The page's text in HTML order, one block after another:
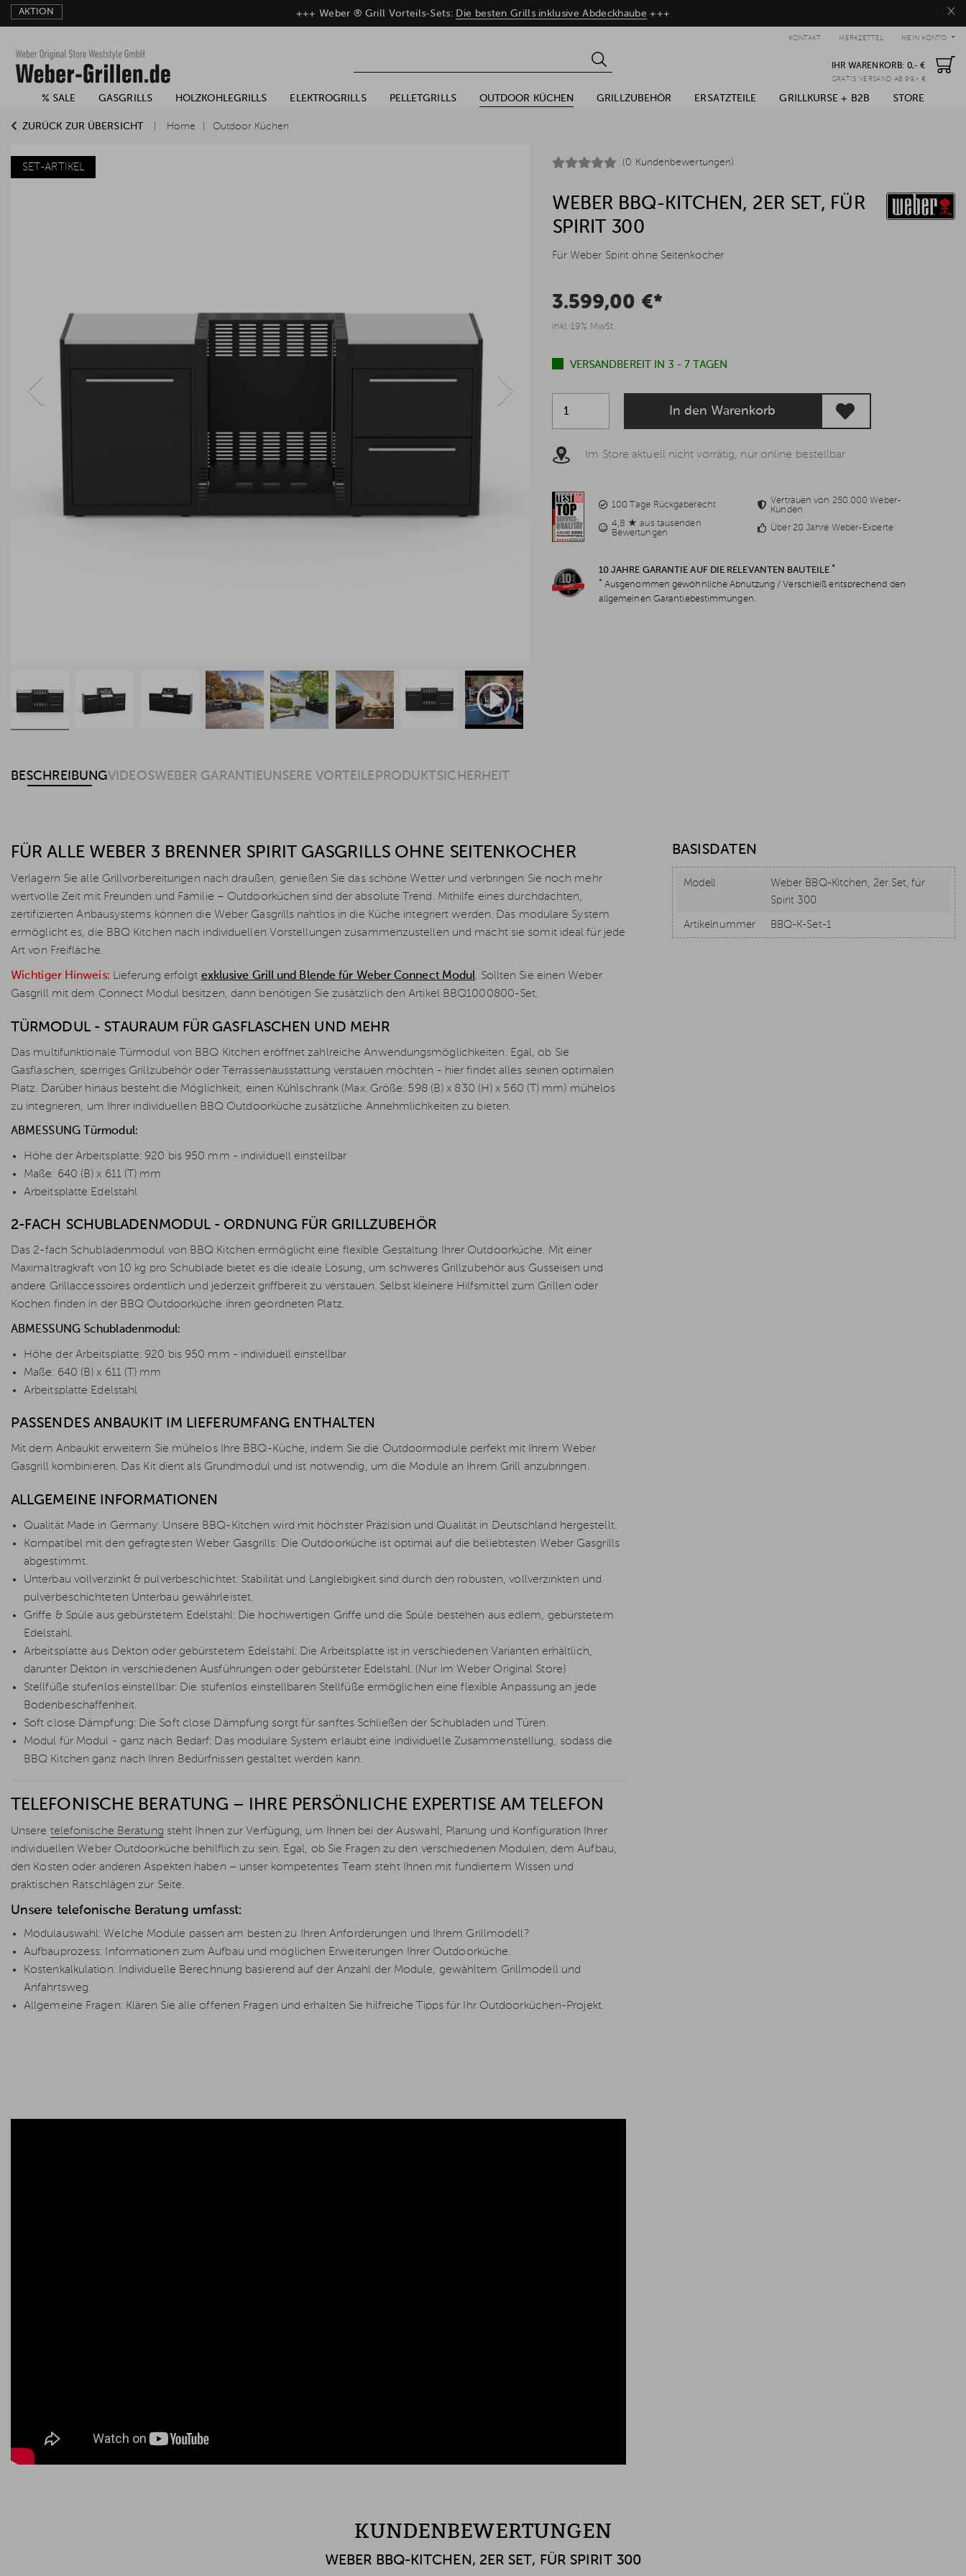
AKTION ×
+++ Weber ® Grill Vorteils-Sets: Die besten Grills inklusive Abdeckhaube +++
MEIN KONTO
MERKZETTEL
KONTAKT
IHR WARENKORB: 0,- €
GRATIS VERSAND AB 99,- €
% SALE GASGRILLS HOLZKOHLEGRILLS ELEKTROGRILLS PELLETGRILLS OUTDOOR KÜCHEN GRILLZUBEHÖR ERSATZTEILE GRILLKURSE + B2B STORE
ZURÜCK ZUR ÜBERSICHT Home Outdoor Küchen
SET-ARTIKEL (0 Kundenbewertungen)
WEBER BBQ-KITCHEN, 2ER SET, FÜR
SPIRIT 300
Für Weber Spirit ohne Seitenkocher
3.599,00 €*
inkl. 19% MwSt.
VERSANDBEREIT IN 3 - 7 TAGEN
In den Warenkorb
Im Store aktuell nicht vorrätig, nur online bestellbar
100 Tage Rückgaberecht
Vertrauen von 250.000 Weber-
Kunden
4,8 ★ aus tausenden
Bewertungen
Über 20 Jahre Weber-Experte
10 JAHRE GARANTIE AUF DIE RELEVANTEN BAUTEILE *
* Ausgenommen gewöhnliche Abnutzung / Verschleiß entsprechend den
allgemeinen Garantiebestimmungen.
BESCHREIBUNGVIDEOSWEBER GARANTIEUNSERE VORTEILE PRODUKTSICHERHEIT
FÜR ALLE WEBER 3 BRENNER SPIRIT GASGRILLS OHNE SEITENKOCHER
Verlagern Sie alle Grillvorbereitungen nach draußen, genießen Sie das schöne Wetter und verbringen Sie noch mehr
wertvolle Zeit mit Freunden und Familie – Outdoorküchen sind der absolute Trend. Mithilfe eines durchdachten,
zertifizierten Anbausystems können die Weber Gasgrills nahtlos in die Küche integriert werden. Das modulare System
ermöglicht es, die BBQ Kitchen nach individuellen Vorstellungen zusammenzustellen und macht sie somit ideal für jede
Art von Freifläche.
Wichtiger Hinweis: Lieferung erfolgt exklusive Grill und Blende für Weber Connect Modul. Sollten Sie einen Weber
Gasgrill mit dem Connect Modul besitzen, dann benötigen Sie zusätzlich den Artikel BBQ1000800-Set.
TÜRMODUL - STAURAUM FÜR GASFLASCHEN UND MEHR
Das multifunktionale Türmodul von BBQ Kitchen eröffnet zahlreiche Anwendungsmöglichkeiten. Egal, ob Sie
Gasflaschen, sperriges Grillzubehör oder Terrassenausstattung verstauen möchten - hier findet alles seinen optimalen
Platz. Darüber hinaus besteht die Möglichkeit, einen Kühlschrank (Max. Größe: 598 (B) x 830 (H) x 560 (T) mm) mühelos
zu integrieren, um Ihrer individuellen BBQ Outdoorküche zusätzliche Annehmlichkeiten zu bieten.
ABMESSUNG Türmodul:
Höhe der Arbeitsplatte: 920 bis 950 mm - individuell einstellbar
Maße: 640 (B) x 611 (T) mm
Arbeitsplatte Edelstahl
2-FACH SCHUBLADENMODUL - ORDNUNG FÜR GRILLZUBEHÖR
Das 2-fach Schubladenmodul von BBQ Kitchen ermöglicht eine flexible Gestaltung Ihrer Outdoorküche. Mit einer
Maximaltragkraft von 10 kg pro Schublade bietet es die ideale Lösung, um schweres Grillzubehör aus Gusseisen und
andere Grillaccessoires ordentlich und jederzeit griffbereit zu verstauen. Selbst kleinere Hilfsmittel zum Grillen oder
Kochen finden in der BBQ Outdoorküche ihren geordneten Platz.
ABMESSUNG Schubladenmodul:
Höhe der Arbeitsplatte: 920 bis 950 mm - individuell einstellbar
Maße: 640 (B) x 611 (T) mm
Arbeitsplatte Edelstahl
PASSENDES ANBAUKIT IM LIEFERUMFANG ENTHALTEN
Mit dem Anbaukit erweitern Sie mühelos Ihre BBQ-Küche, indem Sie die Outdoormodule perfekt mit Ihrem Weber
Gasgrill kombinieren. Das Kit dient als Grundmodul und ist notwendig, um die Module an Ihrem Grill anzubringen.
ALLGEMEINE INFORMATIONEN
Qualität Made in Germany: Unsere BBQ-Kitchen wird mit höchster Präzision und Qualität in Deutschland hergestellt.
Kompatibel mit den gefragtesten Weber Gasgrills: Die Outdoorküche ist optimal auf die beliebtesten Weber Gasgrills
abgestimmt.
Unterbau vollverzinkt & pulverbeschichtet: Stabilität und Langlebigkeit sind durch den robusten, vollverzinkten und
pulverbeschichteten Unterbau gewährleistet.
Griffe & Spüle aus gebürstetem Edelstahl: Die hochwertigen Griffe und die Spüle bestehen aus edlem, gebürstetem
Edelstahl.
Arbeitsplatte aus Dekton oder gebürstetem Edelstahl: Die Arbeitsplatte ist in verschiedenen Varianten erhältlich,
darunter Dekton in verschiedenen Ausführungen oder gebürsteter Edelstahl. (Nur im Weber Original Store)
Stellfüße stufenlos einstellbar: Die stufenlos einstellbaren Stellfüße ermöglichen eine flexible Anpassung an jede
Bodenbeschaffenheit.
Soft close Dämpfung: Die Soft close Dämpfung sorgt für sanftes Schließen der Schubladen und Türen.
Modul für Modul - ganz nach Bedarf: Das modulare System erlaubt eine individuelle Zusammenstellung, sodass die
BBQ Kitchen ganz nach Ihren Bedürfnissen gestaltet werden kann.
TELEFONISCHE BERATUNG – IHRE PERSÖNLICHE EXPERTISE AM TELEFON
Unsere telefonische Beratung steht Ihnen zur Verfügung, um Ihnen bei der Auswahl, Planung und Konfiguration Ihrer
individuellen Weber Outdoorküche behilflich zu sein. Egal, ob Sie Fragen zu den verschiedenen Modulen, dem Aufbau,
den Kosten oder anderen Aspekten haben – unser kompetentes Team steht Ihnen mit fundiertem Wissen und
praktischen Ratschlägen zur Seite.
Unsere telefonische Beratung umfasst:
Modulauswahl: Welche Module passen am besten zu Ihren Anforderungen und Ihrem Grillmodell?
Aufbauprozess: Informationen zum Aufbau und möglichen Erweiterungen Ihrer Outdoorküche.
Kostenkalkulation: Individuelle Berechnung basierend auf der Anzahl der Module, gewähltem Grillmodell und
Anfahrtsweg.
Allgemeine Fragen: Klären Sie alle offenen Fragen und erhalten Sie hilfreiche Tipps für Ihr Outdoorküchen-Projekt.
BASISDATEN
Modell
Weber BBQ-Kitchen, 2er Set, für
Spirit 300
Artikelnummer BBQ-K-Set-1
KUNDENBEWERTUNGEN
WEBER BBQ-KITCHEN, 2ER SET, FÜR SPIRIT 300